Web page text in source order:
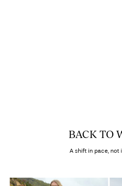
BACK TO
A shift in pace, not